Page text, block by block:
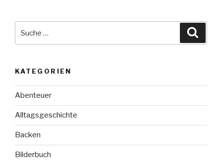
nach:
KATEGORIEN
Abenteuer
Alltagsgeschichte
Backen
Bilderbuch